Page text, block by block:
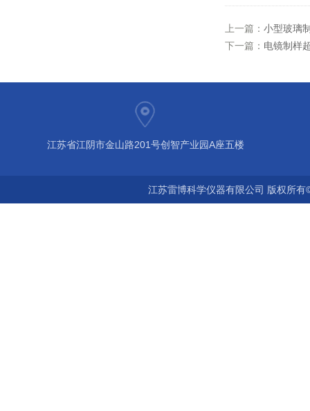
上一篇： 小型玻璃
下一篇： 电镜制样
江苏省江阴市金山路201号创智产业园A座五楼
江苏雷博科学仪器有限公司 版权所